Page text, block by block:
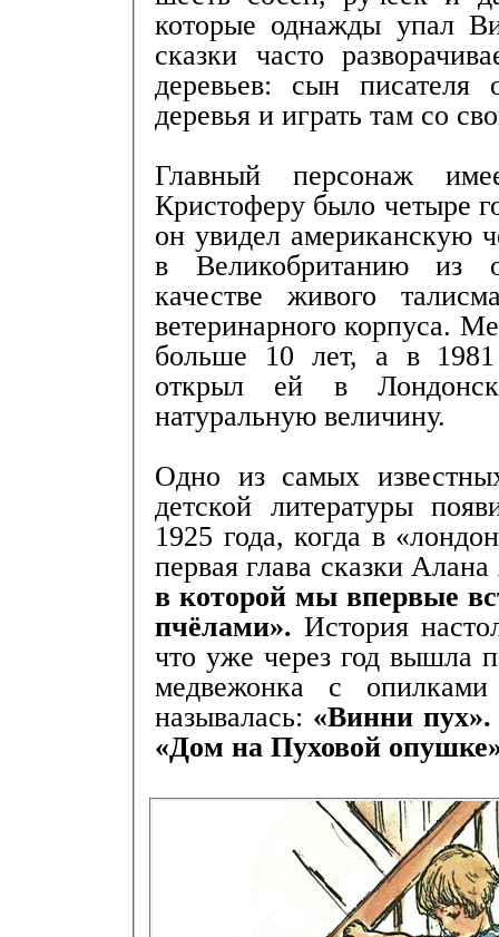
которые однажды упал
сказки часто
деревьев: сын писателя
деревья и играть там со
Главный персонаж
Кристоферу было четыре
он увидел американскую
в Великобританию из
качестве живого
ветеринарного корпуса.
больше 10 лет, а в 1981
открыл ей в
натуральную величину.
Одно из самых
детской литературы
1925 года, когда в
первая глава сказки
в которой мы впервые
пчёлами». История
что уже через год вышла
медвежонка с
называлась: «Винни пух».
«Дом на Пуховой